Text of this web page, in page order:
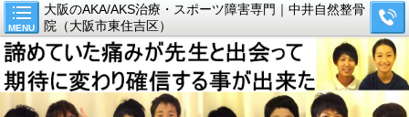
MENU
大阪のAKA/AKS治療・スポーツ障害専門｜中井自然整骨
院（大阪市東住吉区）